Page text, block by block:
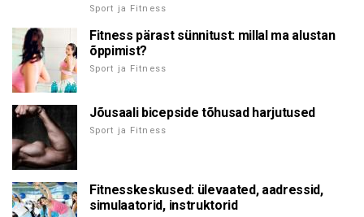
Sport ja Fitness
Fitness pärast sünnitust: millal ma alustan
õppimist?
Sport ja Fitness
Jõusaali bicepside tõhusad harjutused
Sport ja Fitness
Fitnesskeskused: ülevaated, aadressid,
simulaatorid, instruktorid